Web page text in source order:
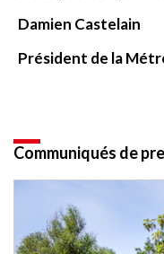
Damien Castelain
Président de la
Communiqués de